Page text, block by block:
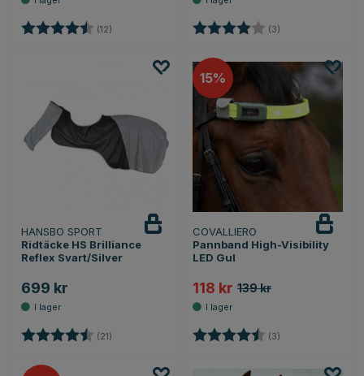
Betyg: (12) 4.3 utav 5 stjärnorBetyg: (3)
HANSBO SPORT
Ridtäcke HS Brilliance
Reflex Svart/Silver
699 kr
Betyg: (21) 4.5 utav 5 stjärnor
15
COVALLIERO
Pannband High-Visibility
LED Gul
118 kr 139 kr
Betyg: (3)